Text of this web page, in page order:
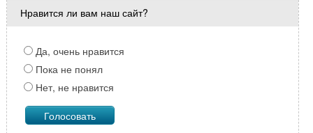
Нравится ли вам наш сайт?
Да, очень нравится
Пока не понял
Нет, не нравится